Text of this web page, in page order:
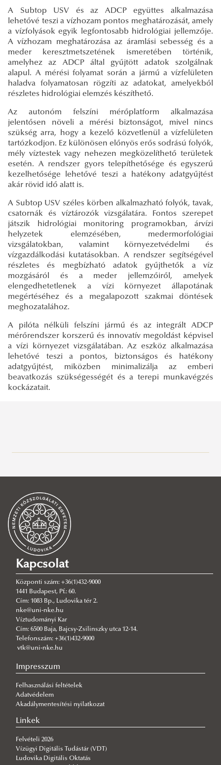
PLANET EXPO 2026
Kutatási területek
Brossúrák
Képzéseink
Kiállított eszközeink
EXO2 multiparaméteres vízminőségmérő szonda
BentoTorch hordozható algamérő műszer
Subtop USV autonóm felszíni drón ADCP
mérőrendszerrel
FIFISH V6 Expert vízalatti drón
EDS® Water Management System
Hullámtéri Kutatóműhely
Kutatási terv és célrendszer
Együttműködési területek
Munkatársak
Országos szakmai konferenciák
Szennyvizek öntözési célú hasznosítása Konferencia
Meghívó
Hullámtéri Konferencia - Vízügyi Ágazati Továbbképzés
Állásfoglalás
Program
Országos Települési Csapadékvíz-gazdálkodási
Konferencia
36. OTDK Műszaki Tudományi Szekció 2023
Szakmai rendezvények
Kutatók Éjszakája 2025
Kutatók Éjszakája 2024
Faculty of Water Sciences
Brochures
A Subtop USV és az ADCP együttes alkalmazása
lehetővé teszi a vízhozam pontos meghatározását, amely
a vízfolyások egyik legfontosabb hidrológiai jellemzője.
A vízhozam meghatározása az áramlási sebesség és a
meder keresztmetszetének ismeretében történik,
amelyhez az ADCP által gyűjtött adatok szolgálnak
alapul. A mérési folyamat során a jármű a vízfelületen
haladva folyamatosan rögzíti az adatokat, amelyekből
részletes hidrológiai elemzés készíthető.
Az autonóm felszíni mérőplatform alkalmazása
jelentősen növeli a mérési biztonságot, mivel nincs
szükség arra, hogy a kezelő közvetlenül a vízfelületen
tartózkodjon. Ez különösen előnyös erős sodrású folyók,
mély víztestek vagy nehezen megközelíthető területek
esetén. A rendszer gyors telepíthetősége és egyszerű
kezelhetősége lehetővé teszi a hatékony adatgyűjtést
akár rövid idő alatt is.
A Subtop USV széles körben alkalmazható folyók, tavak,
csatornák és víztározók vizsgálatára. Fontos szerepet
játszik hidrológiai monitoring programokban, árvízi
helyzetek elemzésében, medermorfológiai
vizsgálatokban, valamint környezetvédelmi és
vízgazdálkodási kutatásokban. A rendszer segítségével
részletes és megbízható adatok gyűjthetők a víz
mozgásáról és a meder jellemzőiről, amelyek
elengedhetetlenek a vízi környezet állapotának
megértéséhez és a megalapozott szakmai döntések
meghozatalához.
A pilóta nélküli felszíni jármű és az integrált ADCP
mérőrendszer korszerű és innovatív megoldást képvisel
a vízi környezet vizsgálatában. Az eszköz alkalmazása
lehetővé teszi a pontos, biztonságos és hatékony
adatgyűjtést, miközben minimalizálja az emberi
beavatkozás szükségességét és a terepi munkavégzés
kockázatait.
Kapcsolat
Központi szám: +36(1)432-9000
1441 Budapest, Pf.: 60.
Cím: 1083 Bp., Ludovika tér 2.
nke@uni-nke.hu
Víztudományi Kar
Cím: 6500 Baja, Bajcsy-Zsilinszky utca 12-14.
Telefonszám: +36(1)432-9000
vtk@uni-nke.hu
Impresszum
Felhasználási feltételek
Adatvédelem
Akadálymentesítési nyilatkozat
Linkek
Felvételi 2026
Vízügyi Digitális Tudástár (VDT)
Ludovika Digitális Oktatás